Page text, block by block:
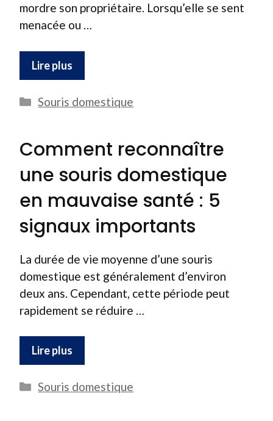
mordre son propriétaire. Lorsqu’elle se sent
menacée ou …
Lire plus
Catégories
Souris domestique
Comment reconnaître
une souris domestique
en mauvaise santé : 5
signaux importants
La durée de vie moyenne d’une souris
domestique est généralement d’environ
deux ans. Cependant, cette période peut
rapidement se réduire …
Lire plus
Catégories
Souris domestique